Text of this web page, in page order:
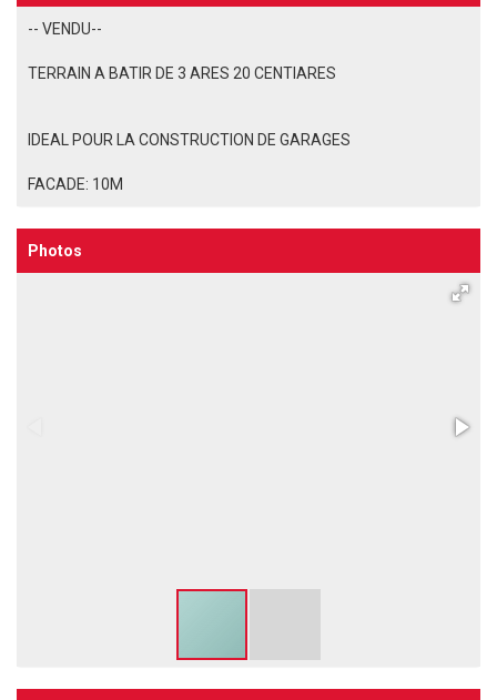
-- VENDU--
TERRAIN A BATIR DE 3 ARES 20 CENTIARES
IDEAL POUR LA CONSTRUCTION DE GARAGES
FACADE: 10M
Photos